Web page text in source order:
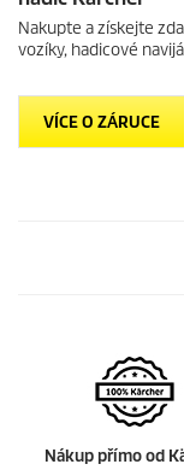
Nakupte a získejte
vozíky, hadicové
VÍCE O ZÁRUCE
Nákup přímo od